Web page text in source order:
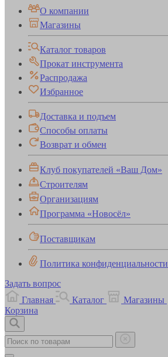
О компании
Магазины
Каталог товаров
Прокат инструмента
Распродажа
Избранное
Доставка и подъем
Способы оплаты
Возврат и обмен
Клуб покупателей «Ваш Дом»
Строителям
Организациям
Программа «Новосёл»
Поставщикам
Политика конфиденциальности
Задать вопрос
Главная
Каталог Магазины
Корзина